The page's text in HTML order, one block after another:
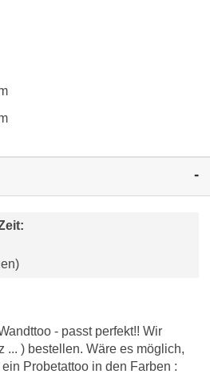
:
- passt perfekt!! Wir
... ) bestellen. Wäre es möglich,
Probetattoo in den Farben :